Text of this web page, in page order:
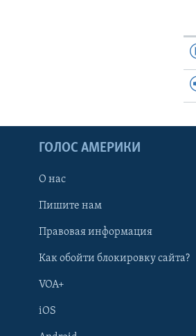
ГОЛОС АМЕРИКИ
О нас
Пишите нам
Правовая информация
Как обойти блокировку сайта?
VOA+
iOS